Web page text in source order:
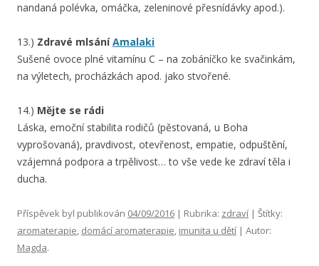
nandaná polévka, omáčka, zeleninové přesnídávky apod.).
13.) Zdravé mlsáníAmalaki
Sušené ovoce plné vitamínu C – na zobáníčko ke svačinkám,
na výletech, procházkách apod. jako stvořené.
14.) Mějte se rádi
Láska, emoční stabilita rodičů (pěstovaná, u Boha
vyprošovaná), pravdivost, otevřenost, empatie, odpuštění,
vzájemná podpora a trpělivost… to vše vede ke zdraví těla i
ducha.
Příspěvek byl publikován 04/09/2016 | Rubrika: zdraví | Štítky:
aromaterapie, domácí aromaterapie, imunita u dětí | Autor:
Magda.